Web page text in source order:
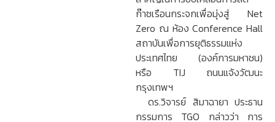
ก๊าซเรือนกระจกเพื่อมุ่งสู่ Net
Zero ณ ห้อง Conference Hall
สถาบันเพื่อการยุติธรรมแห่ง
ประเทศไทย (องค์การมหาชน)
หรือ TIJ ถนนแจ้งวัฒนะ
กรุงเทพฯ
ดร.วิจารย์ สิมาฉายา ประธาน
กรรมการ TGO กล่าวว่า การ